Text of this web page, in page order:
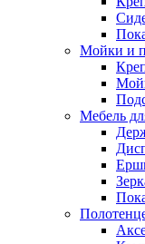
Мойки и
Мебель